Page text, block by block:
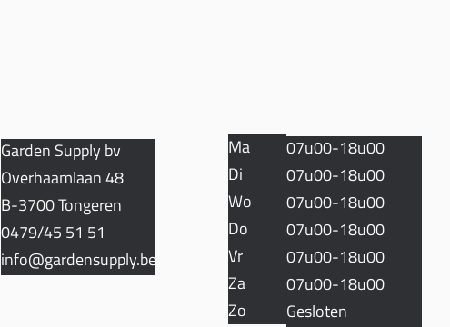
Garden Supply bv
Overhaamlaan 48
B-3700 Tongeren
0479/45 51 51
info@gardensupply.be
Ma
Di
Wo
Do
Vr
Za
Zo
07u00-18u00
07u00-18u00
07u00-18u00
07u00-18u00
07u00-18u00
07u00-18u00
Gesloten